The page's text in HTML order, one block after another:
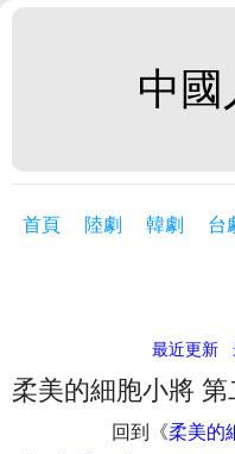
中國
首頁 陸劇 韓劇 台
最近更新
柔美的細胞小將
回到《柔美的